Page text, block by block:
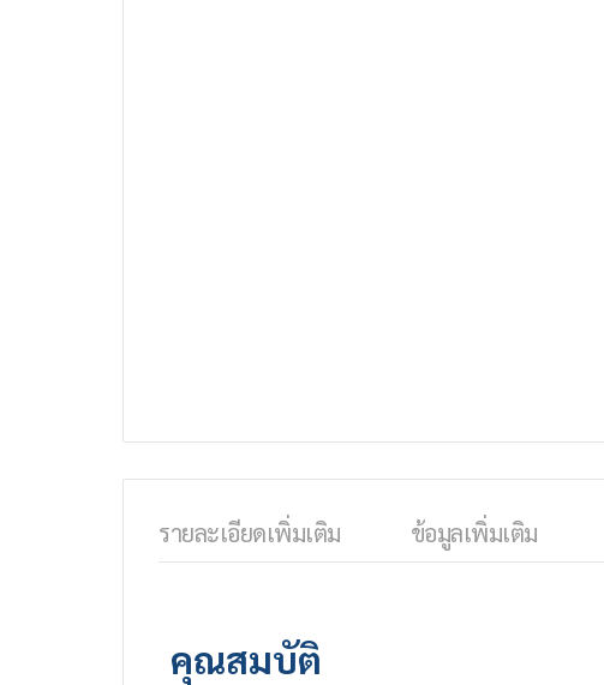
รายละเอียดเพิ่มเติม ข้อมูลเพิ่มเติม
คุณสมบัติ